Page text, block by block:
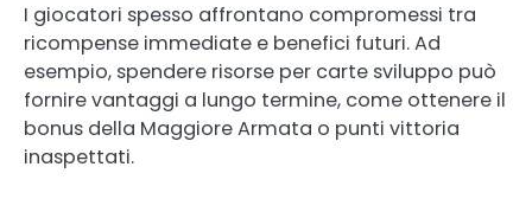
I giocatori spesso affrontano compromessi tra
ricompense immediate e benefici futuri. Ad
esempio, spendere risorse per carte sviluppo può
fornire vantaggi a lungo termine, come ottenere il
bonus della Maggiore Armata o punti vittoria
inaspettati.